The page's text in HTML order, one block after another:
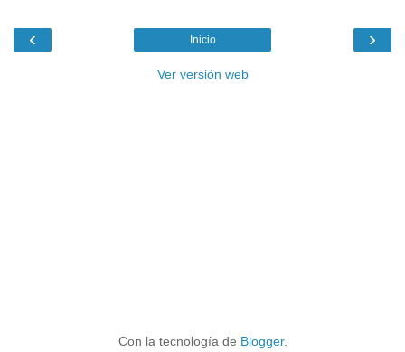
‹ ›
Inicio
Ver versión web
Con la tecnología de Blogger.